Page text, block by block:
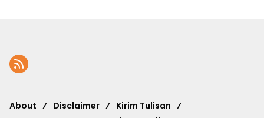
About Disclaimer
Kirim Tulisan